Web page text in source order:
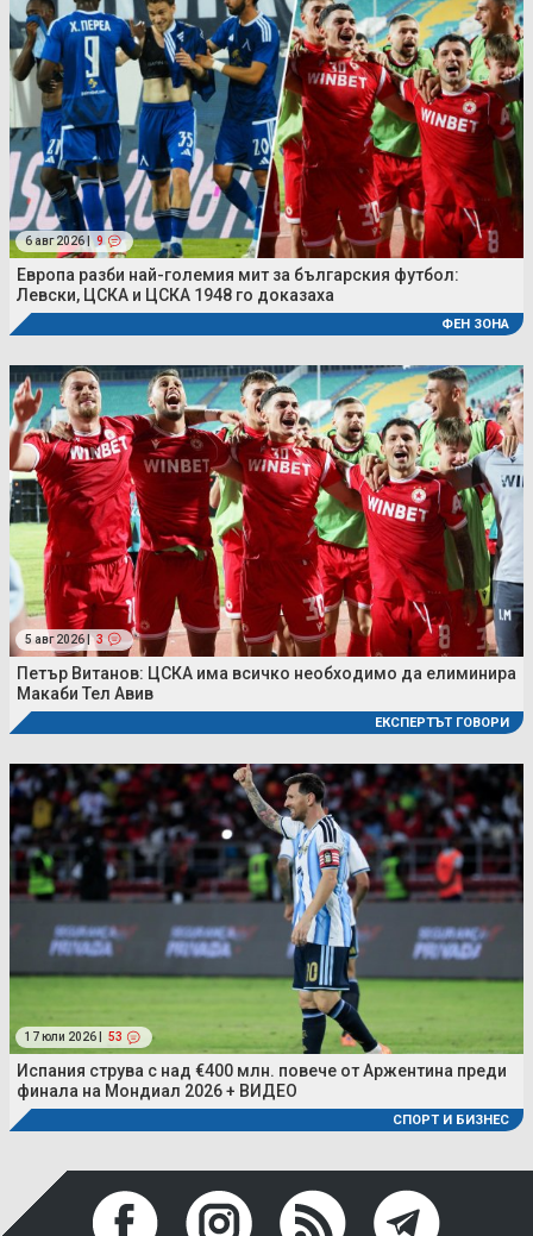
6 авг 2026 | 9
Европа разби най-големия мит за българския футбол:
Левски, ЦСКА и ЦСКА 1948 го доказаха
ФЕН ЗОНА
5 авг 2026 | 3
Петър Витанов: ЦСКА има всичко необходимо да елиминира
Макаби Тел Авив
ЕКСПЕРТЪТ ГОВОРИ
17 юли 2026 | 53
Испания струва с над €400 млн. повече от Аржентина преди
финала на Мондиал 2026 + ВИДЕО
СПОРТ И БИЗНЕС